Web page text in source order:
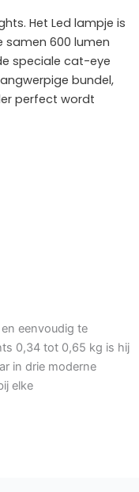
Het Led lampje is
samen 600 lumen
speciale cat-eye
bundel,
perfect wordt
eenvoudig te
0,34 tot 0,65 kg is hij
in drie moderne
elke